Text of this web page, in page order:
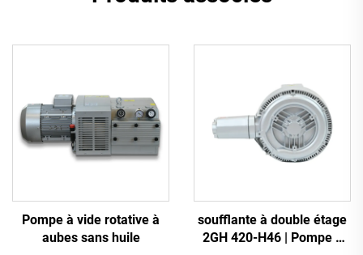
Pompe à vide rotative à
aubes sans huile
soufflante à double étage
2GH 420-H46 | Pompe à